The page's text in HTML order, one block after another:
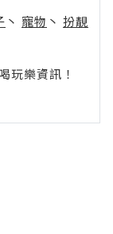
丶 寵物 丶 扮靚
玩樂資訊！